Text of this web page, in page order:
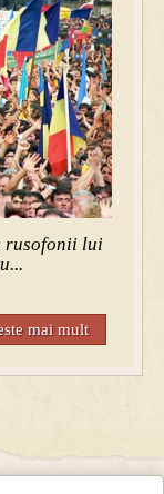
rusofonii lui
mai mult